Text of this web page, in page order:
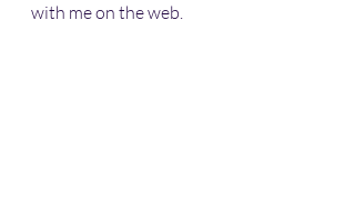
with me on the web.